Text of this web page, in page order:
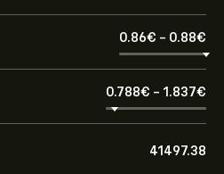
0.86‎€‎ - 0.88‎€‎
0.788‎€‎ - 1.837‎€‎
41497.38